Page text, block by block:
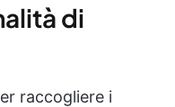
di
raccogliere i